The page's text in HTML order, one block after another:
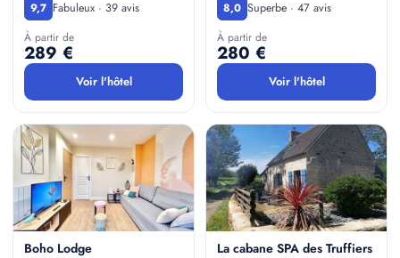
9,7 Fabuleux · 39 avis
À partir de
289 €
Voir l'hôtel
8,0 Superbe · 47 avis
À partir de
280 €
Voir l'hôtel
Boho Lodge La cabane SPA des Truffiers